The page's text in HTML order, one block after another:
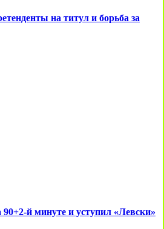
на титул и борьба за
й минуте и уступил «Левски»